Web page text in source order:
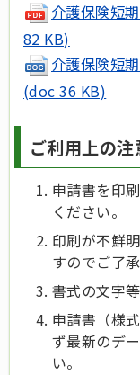
介護保険短
82 KB)
介護保険短
(doc 36 KB)
ご利用上の注
申請書を印
ください。
印刷が不鮮
すのでご了
書式の文字
申請書（様
ず最新のデ
い。